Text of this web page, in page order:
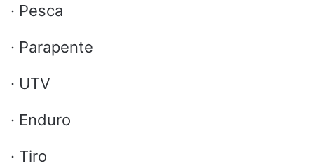
· Pesca
· Parapente
· UTV
· Enduro
· Tiro